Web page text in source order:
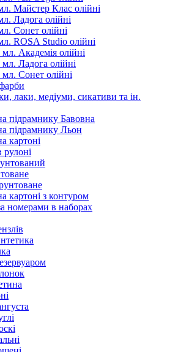
Майстер Клас олійні
Ладога олійні
Сонет олійні
ROSA Studio олійні
Академія олійні
Ладога олійні
Сонет олійні
лаки, медіуми, сикативи та ін.
підрамнику Бавовна
підрамнику Льон
картоні
картоні з контуром
номерами в наборах